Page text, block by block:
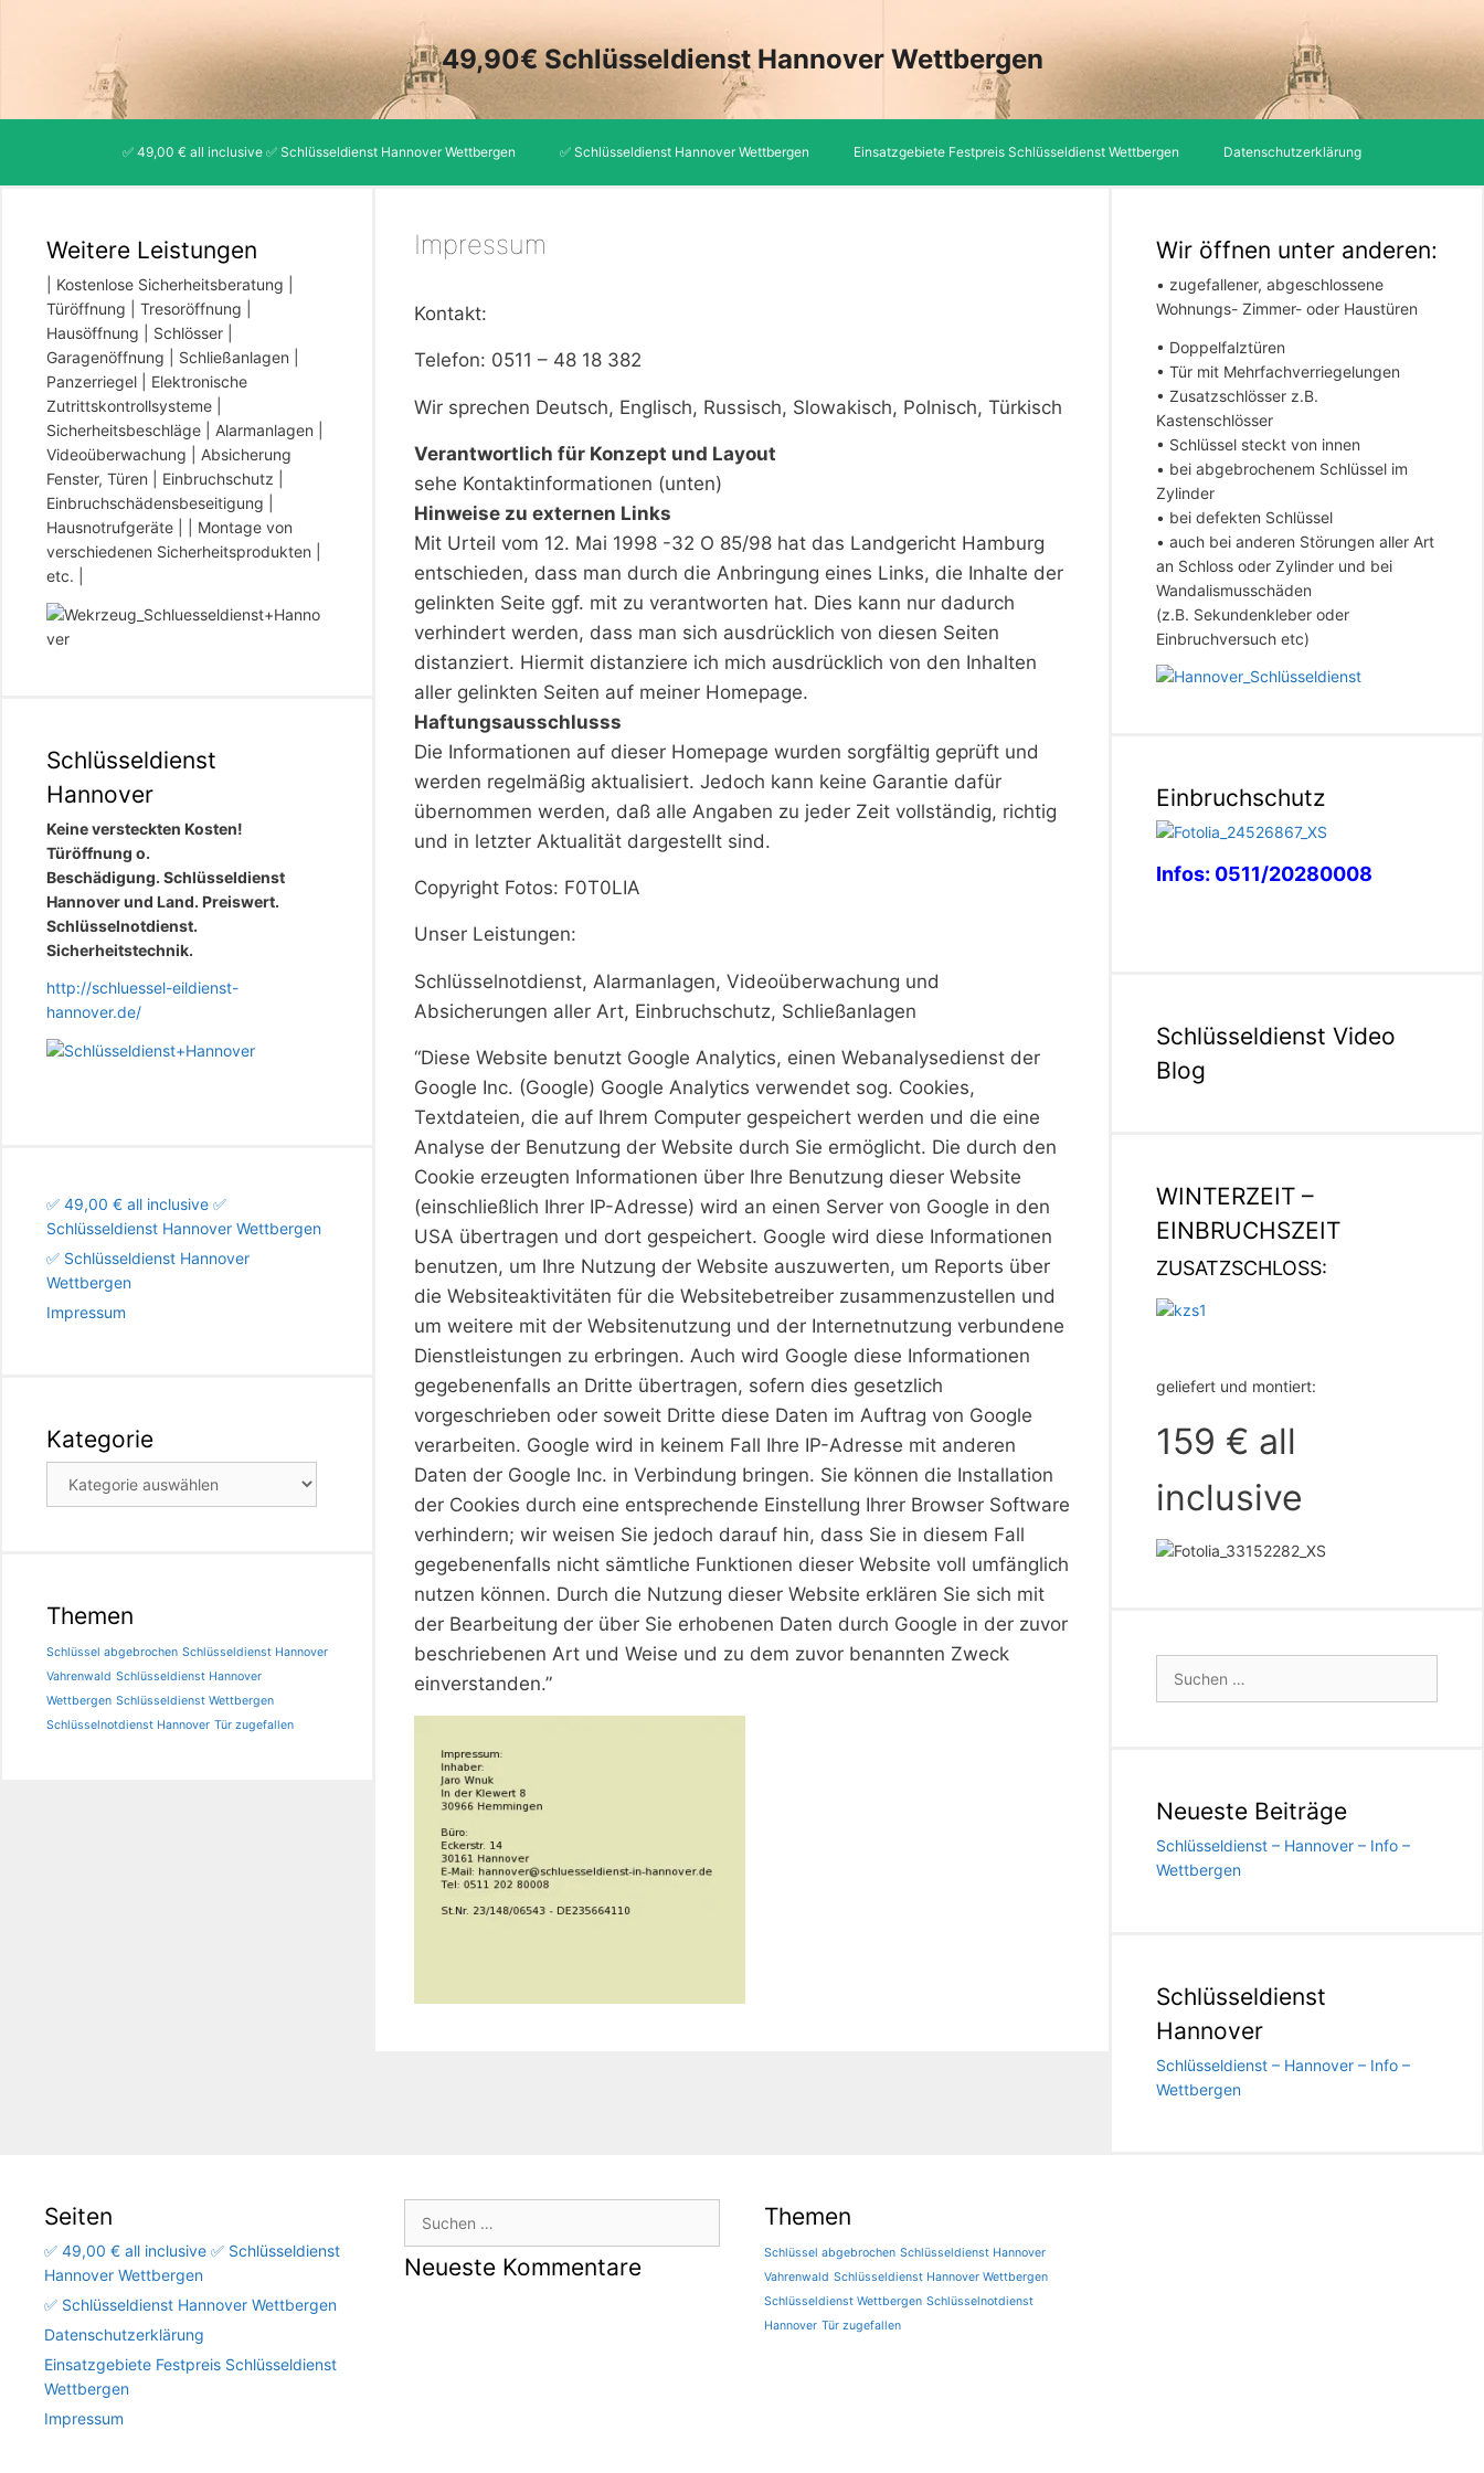
49,90€ Schlüsseldienst Hannover Wettbergen
✅ 49,00 € all inclusive ✅ Schlüsseldienst Hannover Wettbergen ✅ Schlüsseldienst Hannover Wettbergen Einsatzgebiete Festpreis Schlüsseldienst Wettbergen Datenschutzerklärung
Impressum
Kontakt:
Telefon: 0511 – 48 18 382
Wir sprechen Deutsch, Englisch, Russisch, Slowakisch, Polnisch, Türkisch
Verantwortlich für Konzept und Layout
sehe Kontaktinformationen (unten)
Hinweise zu externen Links
Mit Urteil vom 12. Mai 1998 -32 O 85/98 hat das Landgericht Hamburg
entschieden, dass man durch die Anbringung eines Links, die Inhalte der
gelinkten Seite ggf. mit zu verantworten hat. Dies kann nur dadurch
verhindert werden, dass man sich ausdrücklich von diesen Seiten
distanziert. Hiermit distanziere ich mich ausdrücklich von den Inhalten
aller gelinkten Seiten auf meiner Homepage.
Haftungsausschlusss
Die Informationen auf dieser Homepage wurden sorgfältig geprüft und
werden regelmäßig aktualisiert. Jedoch kann keine Garantie dafür
übernommen werden, daß alle Angaben zu jeder Zeit vollständig, richtig
und in letzter Aktualität dargestellt sind.
Copyright Fotos: F0T0LIA
Unser Leistungen:
Schlüsselnotdienst, Alarmanlagen, Videoüberwachung und
Absicherungen aller Art, Einbruchschutz, Schließanlagen
“Diese Website benutzt Google Analytics, einen Webanalysedienst der
Google Inc. (Google) Google Analytics verwendet sog. Cookies,
Textdateien, die auf Ihrem Computer gespeichert werden und die eine
Analyse der Benutzung der Website durch Sie ermöglicht. Die durch den
Cookie erzeugten Informationen über Ihre Benutzung dieser Website
(einschließlich Ihrer IP-Adresse) wird an einen Server von Google in den
USA übertragen und dort gespeichert. Google wird diese Informationen
benutzen, um Ihre Nutzung der Website auszuwerten, um Reports über
die Websiteaktivitäten für die Websitebetreiber zusammenzustellen und
um weitere mit der Websitenutzung und der Internetnutzung verbundene
Dienstleistungen zu erbringen. Auch wird Google diese Informationen
gegebenenfalls an Dritte übertragen, sofern dies gesetzlich
vorgeschrieben oder soweit Dritte diese Daten im Auftrag von Google
verarbeiten. Google wird in keinem Fall Ihre IP-Adresse mit anderen
Daten der Google Inc. in Verbindung bringen. Sie können die Installation
der Cookies durch eine entsprechende Einstellung Ihrer Browser Software
verhindern; wir weisen Sie jedoch darauf hin, dass Sie in diesem Fall
gegebenenfalls nicht sämtliche Funktionen dieser Website voll umfänglich
nutzen können. Durch die Nutzung dieser Website erklären Sie sich mit
der Bearbeitung der über Sie erhobenen Daten durch Google in der zuvor
beschriebenen Art und Weise und zu dem zuvor benannten Zweck
einverstanden.”
Weitere Leistungen
| Kostenlose Sicherheitsberatung |
Türöffnung | Tresoröffnung |
Hausöffnung | Schlösser |
Garagenöffnung | Schließanlagen |
Panzerriegel | Elektronische
Zutrittskontrollsysteme |
Sicherheitsbeschläge | Alarmanlagen |
Videoüberwachung | Absicherung
Fenster, Türen | Einbruchschutz |
Einbruchschädensbeseitigung |
Hausnotrufgeräte | | Montage von
verschiedenen Sicherheitsprodukten |
etc. |
Schlüsseldienst
Hannover
Keine versteckten Kosten!
Türöffnung o.
Beschädigung. Schlüsseldienst
Hannover und Land. Preiswert.
Schlüsselnotdienst.
Sicherheitstechnik.
http://schluessel-eildienst-
hannover.de/
✅ 49,00 € all inclusive ✅
Schlüsseldienst Hannover Wettbergen
✅ Schlüsseldienst Hannover
Wettbergen
Impressum
Kategorie
Themen
Schlüssel abgebrochen Schlüsseldienst Hannover
Vahrenwald Schlüsseldienst Hannover
Wettbergen Schlüsseldienst Wettbergen
Schlüsselnotdienst Hannover Tür zugefallen
Wir öffnen unter anderen:
• zugefallener, abgeschlossene
Wohnungs- Zimmer- oder Haustüren
• Doppelfalztüren
• Tür mit Mehrfachverriegelungen
• Zusatzschlösser z.B.
Kastenschlösser
• Schlüssel steckt von innen
• bei abgebrochenem Schlüssel im
Zylinder
• bei defekten Schlüssel
• auch bei anderen Störungen aller Art
an Schloss oder Zylinder und bei
Wandalismusschäden
(z.B. Sekundenkleber oder
Einbruchversuch etc)
Einbruchschutz
Infos: 0511/20280008
Schlüsseldienst Video
Blog
WINTERZEIT –
EINBRUCHSZEIT
ZUSATZSCHLOSS:
geliefert und montiert:
159 € all
inclusive
nach:
Neueste Beiträge
Schlüsseldienst – Hannover – Info –
Wettbergen
Schlüsseldienst
Hannover
Schlüsseldienst – Hannover – Info –
Wettbergen
Seiten
✅ 49,00 € all inclusive ✅ Schlüsseldienst
Hannover Wettbergen
✅ Schlüsseldienst Hannover Wettbergen
Datenschutzerklärung
Einsatzgebiete Festpreis Schlüsseldienst
Wettbergen
Impressum
nach:
Neueste Kommentare
Themen
Schlüssel abgebrochen Schlüsseldienst Hannover
Vahrenwald Schlüsseldienst Hannover Wettbergen
Schlüsseldienst Wettbergen Schlüsselnotdienst
Hannover Tür zugefallen